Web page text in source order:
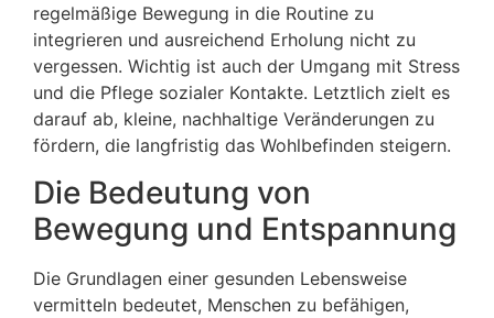
regelmäßige Bewegung in die Routine zu
integrieren und ausreichend Erholung nicht zu
vergessen. Wichtig ist auch der Umgang mit Stress
und die Pflege sozialer Kontakte. Letztlich zielt es
darauf ab, kleine, nachhaltige Veränderungen zu
fördern, die langfristig das Wohlbefinden steigern.
Die Bedeutung von
Bewegung und Entspannung
Die Grundlagen einer gesunden Lebensweise
vermitteln bedeutet, Menschen zu befähigen,